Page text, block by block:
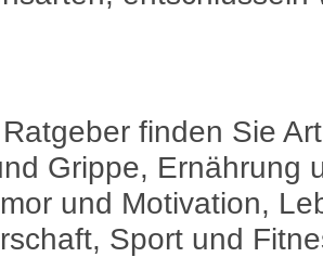
finden Sie
Grippe, Ernährung
und Motivation,
Sport und